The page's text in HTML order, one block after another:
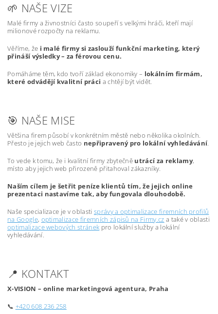
🌱 NAŠE VIZE
Malé firmy a živnostníci často soupeří s velkými hráči, kteří mají
milionové rozpočty na reklamu.
Věříme, že i malé firmy si zaslouží funkční marketing, který
přináší výsledky – za férovou cenu.
Pomáháme těm, kdo tvoří základ ekonomiky – lokálním firmám,
které odvádějí kvalitní práci a chtějí být vidět.
🎯 NAŠE MISE
Většina firem působí v konkrétním městě nebo několika okolních.
Přesto je jejich web často nepřipravený pro lokální vyhledávání.
To vede k tomu, že i kvalitní firmy zbytečně utrácí za reklamy,
místo aby jejich web přirozeně přitahoval zákazníky.
Naším cílem je šetřit peníze klientů tím, že jejich online
prezentaci nastavíme tak, aby fungovala dlouhodobě.
Naše specializace je v oblasti správy a optimalizace firemních profilů
na Google, optimalizace firemních zápisů na Firmy.cz a také v oblasti
optimalizace webových stránek pro lokální služby a lokální
vyhledávání.
📍 KONTAKT
X-VISION – online marketingová agentura, Praha
📞 +420 608 236 258